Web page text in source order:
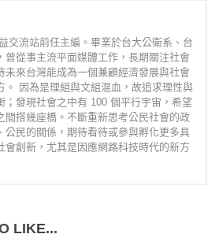
交流站前任主編。畢業於台大公衛系、台
曾從事主流平面媒體工作，長期關注社會
未來台灣能成為一個兼顧經濟發展與社會
。 因為是理組與文組混血，故追求理性與
；發現社會之中有 100 個平行宇宙，希望
間搭幾座橋。不斷重新思考公民社會的政
公民的關係，期待看待或參與孵化更多具
會創新，尤其是因應網路科技時代的新方
LIKE...